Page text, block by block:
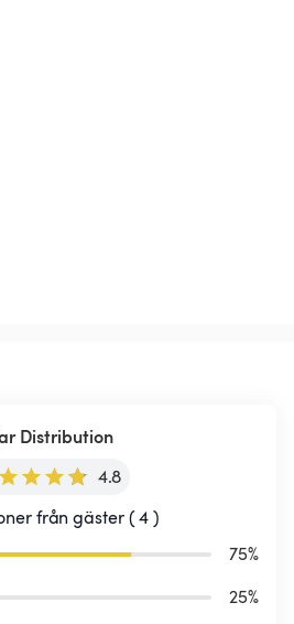
Distribution
4.8
från gäster ( 4 )
75%
25%